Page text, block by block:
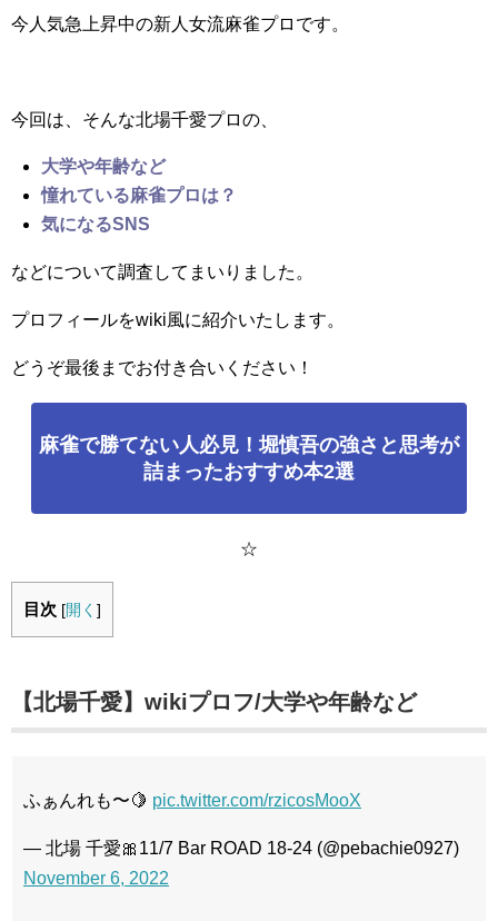
今人気急上昇中の新人女流麻雀プロです。
今回は、そんな北場千愛プロの、
大学や年齢など
憧れている麻雀プロは？
気になるSNS
などについて調査してまいりました。
プロフィールをwiki風に紹介いたします。
どうぞ最後までお付き合いください！
麻雀で勝てない人必見！堀慎吾の強さと思考が
詰まったおすすめ本2選
☆
目次 [開く ]
【北場千愛】wikiプロフ/大学や年齢など
ふぁんれも〜🍋 pic.twitter.com/rzicosMooX
— 北場 千愛🎀11/7 Bar ROAD 18-24 (@pebachie0927)
November 6, 2022